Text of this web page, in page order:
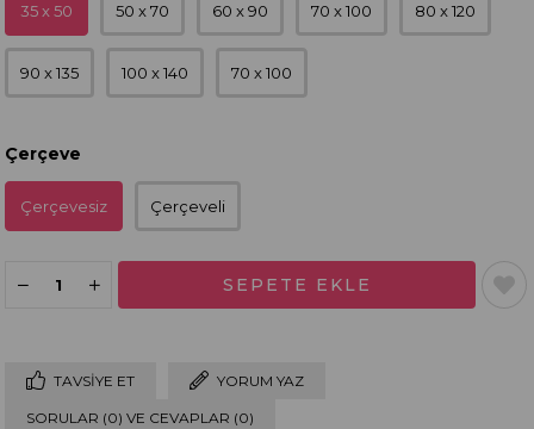
35 x 50 50 x 70 60 x 90 70 x 100 80 x 120
90 x 135 100 x 140 70 x 100
Çerçeve
Çerçevesiz Çerçeveli
TAVSIYE ET YORUM YAZ
SORULAR (0) VE CEVAPLAR (0)